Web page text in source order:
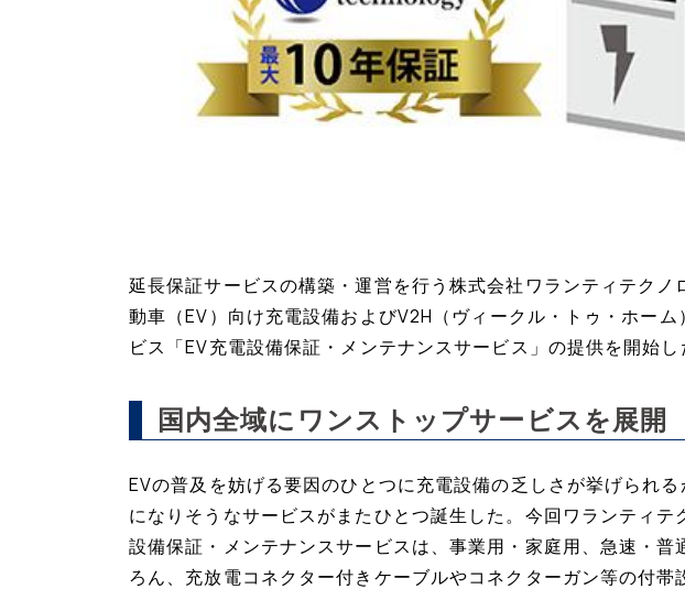
延長保証サービスの構築・運営を行う株式会社ワランティテク
動車（EV）向け充電設備およびV2H（ヴィークル・トゥ・ホー
ビス「EV充電設備保証・メンテナンスサービス」の提供を開始し
国内全域にワンストップサービスを展開
EVの普及を妨げる要因のひとつに充電設備の乏しさが挙げられ
になりそうなサービスがまたひとつ誕生した。今回ワランティテ
設備保証・メンテナンスサービスは、事業用・家庭用、急速・普
ろん、充放電コネクター付きケーブルやコネクターガン等の付帯